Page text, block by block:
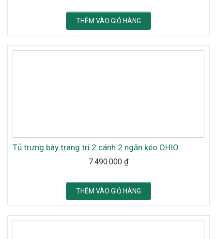
THÊM VÀO GIỎ HÀNG
Tủ trưng bày trang trí 2 cánh 2 ngăn kéo OHIO
7.490.000 ₫
THÊM VÀO GIỎ HÀNG